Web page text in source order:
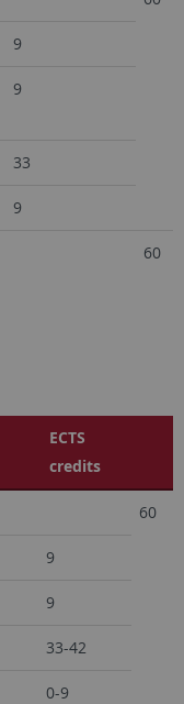
9
9
33
9
60
ECTS
credits
60
9
9
33-42
0-9